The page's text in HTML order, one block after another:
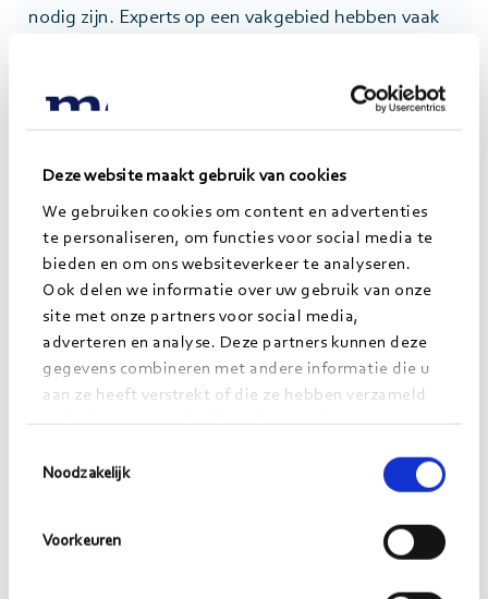
Deze website maakt gebruik van cookies
We gebruiken cookies om content en advertenties
te personaliseren, om functies voor social media te
bieden en om ons websiteverkeer te analyseren.
Ook delen we informatie over uw gebruik van onze
site met onze partners voor social media,
adverteren en analyse. Deze partners kunnen deze
gegevens combineren met andere informatie die u
aan ze heeft verstrekt of die ze hebben verzameld
op basis van uw gebruik van hun services.
Noodzakelijk
Voorkeuren
nodig zijn. Experts op een vakgebied hebben vaak
belangrijk om de nieuwsgierigheid bij elkaar aan te
wakkeren. Om te weten wie de ander is en welke
staan voor andere ideeën.
Samenwerken met andere
organisaties
Een andere mogelijkheid is om ook breder te kijken
dan je eigen organisatie. Deze optie is misschien wat
spannender, maar ik denk dat we dit veel vaker
zorginstelling helemaal je eigen team gaan vormen
misschien al bepaalde kennis en expertise heeft